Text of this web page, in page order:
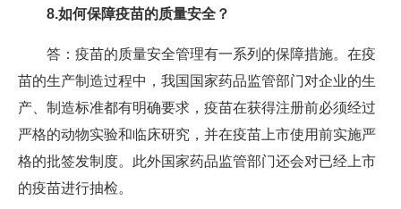
8.如何保障疫苗的质量安全？
答：疫苗的质量安全管理有一系列的保障措施。在疫
苗的生产制造过程中，我国国家药品监管部门对企业的生
产、制造标准都有明确要求，疫苗在获得注册前必须经过
严格的动物实验和临床研究，并在疫苗上市使用前实施严
格的批签发制度。此外国家药品监管部门还会对已经上市
的疫苗进行抽检。